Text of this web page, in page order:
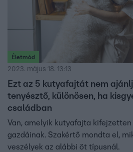
Életmód
2023. május 18. 13:13
Ezt az 5 kutyafajtát nem
tenyésztő, különösen, ha
családban
Van, amelyik kutyafajta
gazdáinak. Szakértő mondta el,
veszélyek az alábbi öt típusnál.